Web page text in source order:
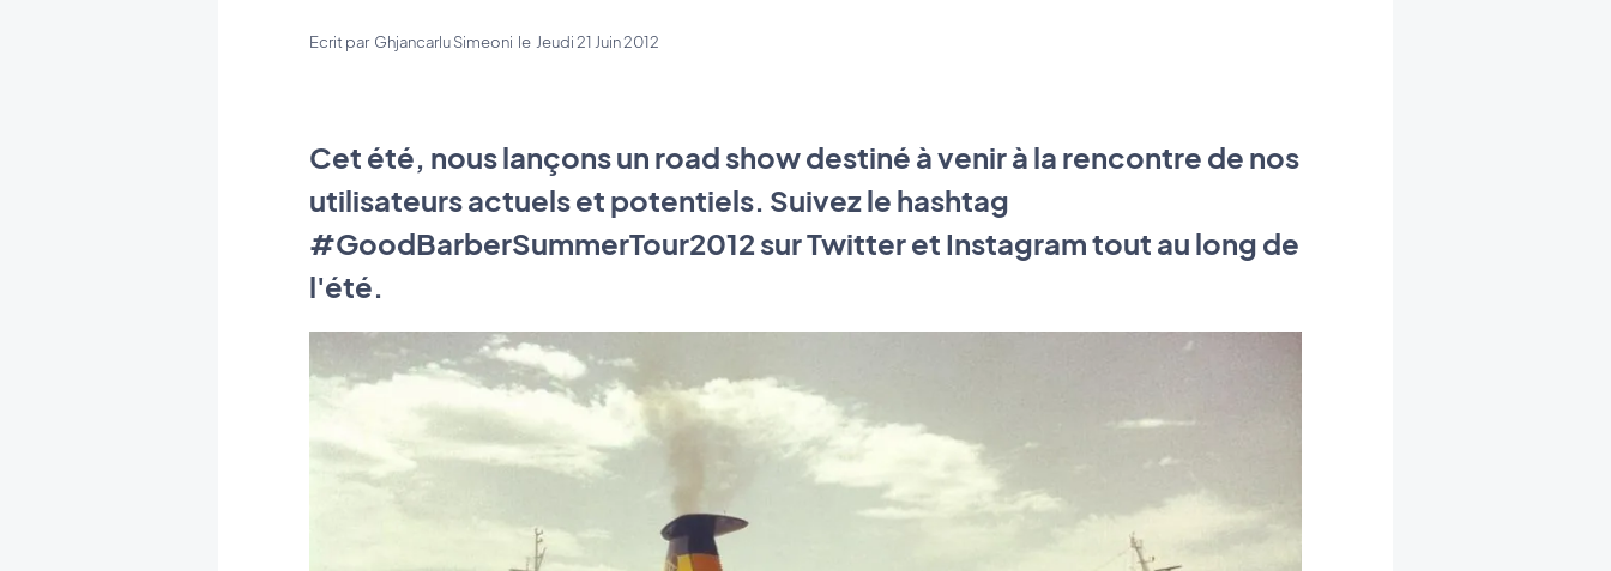
Ecrit par Ghjancarlu Simeoni le Jeudi 21 Juin 2012
Cet été, nous lançons un road show destiné à venir à la rencontre de nos
utilisateurs actuels et potentiels. Suivez le hashtag
#GoodBarberSummerTour2012 sur Twitter et Instagram tout au long de
l'été.